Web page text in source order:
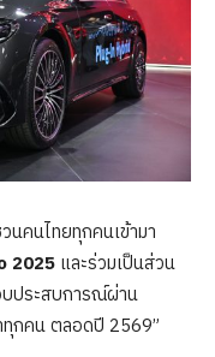
นคนไทยทุกคนเข้ามา
2025และร่วมเป็นส่วน
ประสบการณ์ผ่าน
กคน ตลอดปี 2569”